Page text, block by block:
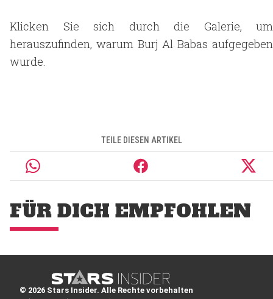
Klicken Sie sich durch die Galerie, um
herauszufinden, warum Burj Al Babas aufgegeben
wurde.
TEILE DIESEN ARTIKEL
FÜR DICH EMPFOHLEN
© 2026 Stars Insider. Alle Rechte vorbehalten